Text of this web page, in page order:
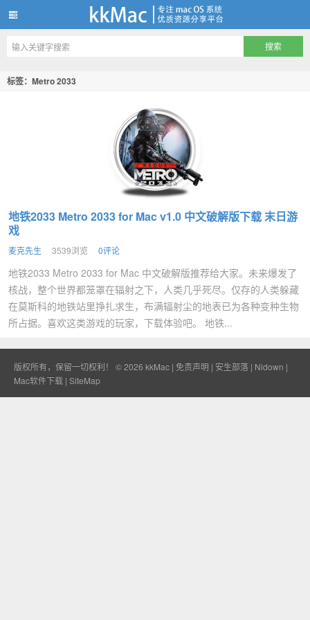
kkMac
标签：Metro 2033
地铁2033 Metro 2033 for Mac v1.0 中文破解版下载 末日游
戏
麦克先生 3539浏览 0评论
地铁2033 Metro 2033 for Mac 中文破解版推荐给大家。未来爆发了
核战，整个世界都笼罩在辐射之下，人类几乎死尽。仅存的人类躲藏
在莫斯科的地铁站里挣扎求生，布满辐射尘的地表已为各种变种生物
所占据。喜欢这类游戏的玩家，下载体验吧。 地铁...
版权所有，保留一切权利！ © 2026 kkMac | 免责声明 | 安生部落 | Nidown |
Mac软件下载 | SiteMap